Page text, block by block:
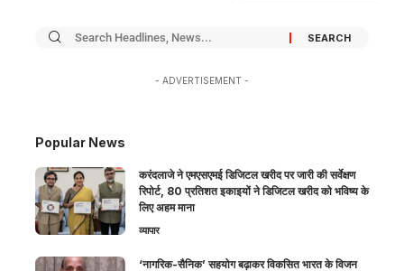
- ADVERTISEMENT -
Popular News
करंदलाजे ने एमएसएमई डिजिटल खरीद पर जारी की सर्वेक्षण
रिपोर्ट, 80 प्रतिशत इकाइयों ने डिजिटल खरीद को भविष्य के
लिए अहम माना
व्यापार
‘नागरिक-सैनिक’ सहयोग बढ़ाकर विकसित भारत के विजन